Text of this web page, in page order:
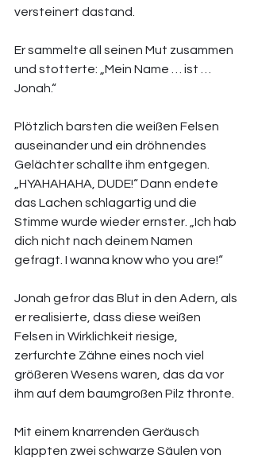
versteinert dastand.
Er sammelte all seinen Mut zusammen
und stotterte: „Mein Name … ist …
Jonah.“
Plötzlich barsten die weißen Felsen
auseinander und ein dröhnendes
Gelächter schallte ihm entgegen.
„HYAHAHAHA, DUDE!“ Dann endete
das Lachen schlagartig und die
Stimme wurde wieder ernster. „Ich hab
dich nicht nach deinem Namen
gefragt. I wanna know who you are!“
Jonah gefror das Blut in den Adern, als
er realisierte, dass diese weißen
Felsen in Wirklichkeit riesige,
zerfurchte Zähne eines noch viel
größeren Wesens waren, das da vor
ihm auf dem baumgroßen Pilz thronte.
Mit einem knarrenden Geräusch
klappten zwei schwarze Säulen von